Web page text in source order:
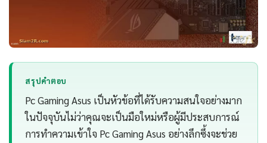
สรุปคำตอบ
Pc Gaming Asus เป็นหัวข้อที่ได้รับความสนใจอย่างมาก
ในปัจจุบันไม่ว่าคุณจะเป็นมือใหม่หรือผู้มีประสบการณ์
การทำความเข้าใจ Pc Gaming Asus อย่างลึกซึ้งจะช่วย